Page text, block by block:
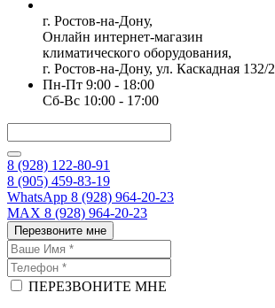
г. Ростов-на-Дону,
Онлайн интернет-магазин
климатического оборудования,
г. Ростов-на-Дону, ул. Каскадная 132/2
Пн-Пт 9:00 - 18:00
Сб-Вс 10:00 - 17:00
8 (928) 122-80-91
8 (905) 459-83-19
WhatsApp 8 (928) 964-20-23
MAX 8 (928) 964-20-23
Перезвоните мне
ПЕРЕЗВОНИТЕ МНЕ